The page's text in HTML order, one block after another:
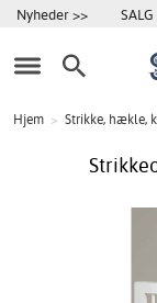
Nyheder >>
Hjem > Strikke, hækle,